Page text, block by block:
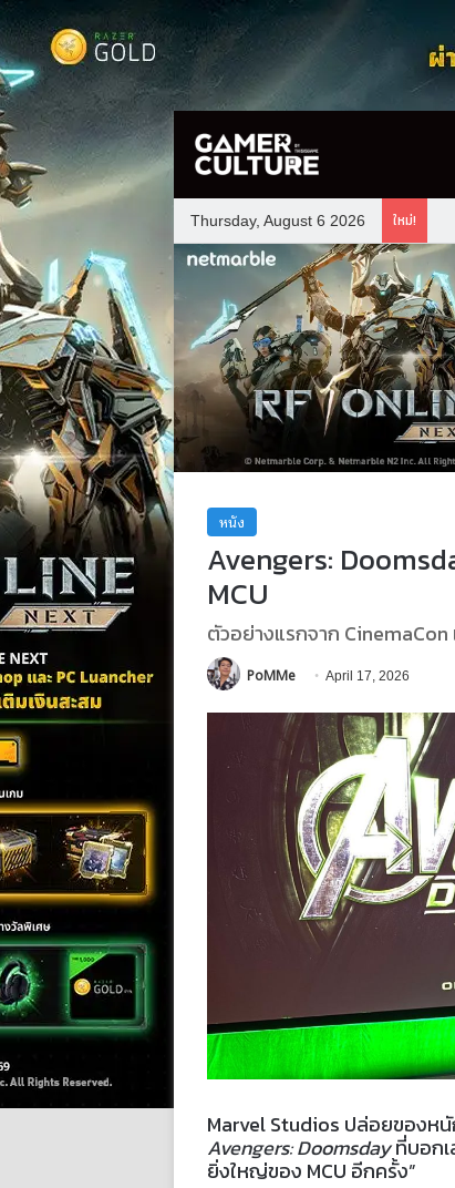
Thursday, August 6 2026 ใหม่!
หนัง
Avengers:
MCU
ตัวอย่างแรกจาก
PoMMe April 17, 2026
Marvel Studios ปล่อยของห
Avengers: Doomsdayที่บอกเ
ยิ่งใหญ่ของ MCU อีกครั้ง”